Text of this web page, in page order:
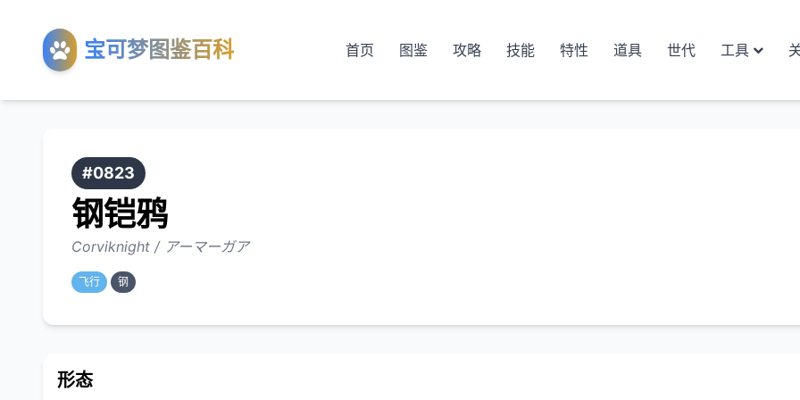
宝可梦图鉴百科 首页 图鉴 攻略 技能 特性 道具 世代 工具
#0823
钢铠鸦
Corviknight / アーマーガア
飞行 钢
形态